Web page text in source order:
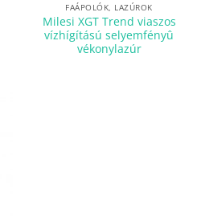
FAÁPOLÓK, LAZÚROK
Milesi XGT Trend viaszos
vízhígítású selyemfényû
vékonylazúr